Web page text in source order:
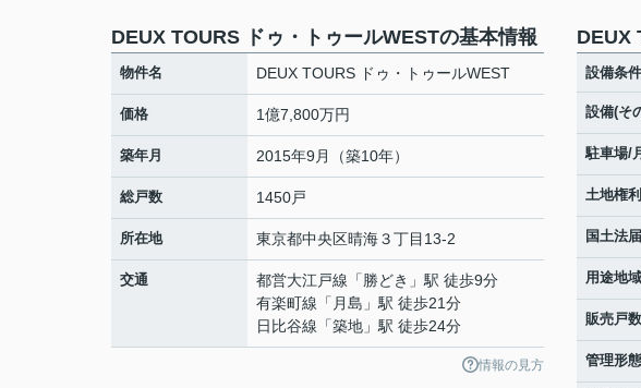
DEUX TOURS ドゥ・トゥールWESTの基本情報
物件名 DEUX TOURS ドゥ・トゥールWEST
価格 1億7,800万円
築年月 2015年9月（築10年）
総戸数 1450戸
所在地 東京都中央区晴海３丁目13-2
交通 都営大江戸線 「 勝どき 」駅 徒歩9分
有楽町線 「 月島 」駅 徒歩21分
日比谷線 「築地 」駅 徒歩24分
情報の見方
DEUX
設備条件
設備(そ
駐車場/
土地権利
国土法
用途地域
販売戸
管理形態